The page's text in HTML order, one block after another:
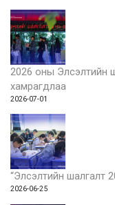
2026 оны Элсэлтийн
хамрагдлаа
2026-07-01
“Элсэлтийн шалгалт
2026-06-25